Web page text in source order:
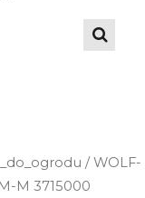
/ WOLF-
M 3715000